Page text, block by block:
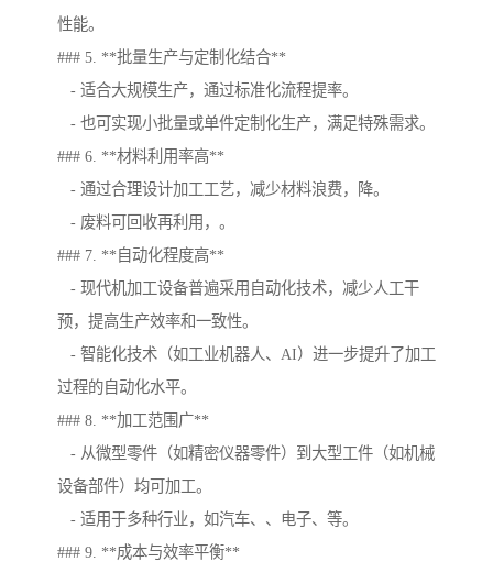
性能。
### 5. **批量生产与定制化结合**
- 适合大规模生产，通过标准化流程提率。
- 也可实现小批量或单件定制化生产，满足特殊需求。
### 6. **材料利用率高**
- 通过合理设计加工工艺，减少材料浪费，降。
- 废料可回收再利用，。
### 7. **自动化程度高**
- 现代机加工设备普遍采用自动化技术，减少人工干
预，提高生产效率和一致性。
- 智能化技术（如工业机器人、AI）进一步提升了加工
过程的自动化水平。
### 8. **加工范围广**
- 从微型零件（如精密仪器零件）到大型工件（如机械
设备部件）均可加工。
- 适用于多种行业，如汽车、、电子、等。
### 9. **成本与效率平衡**